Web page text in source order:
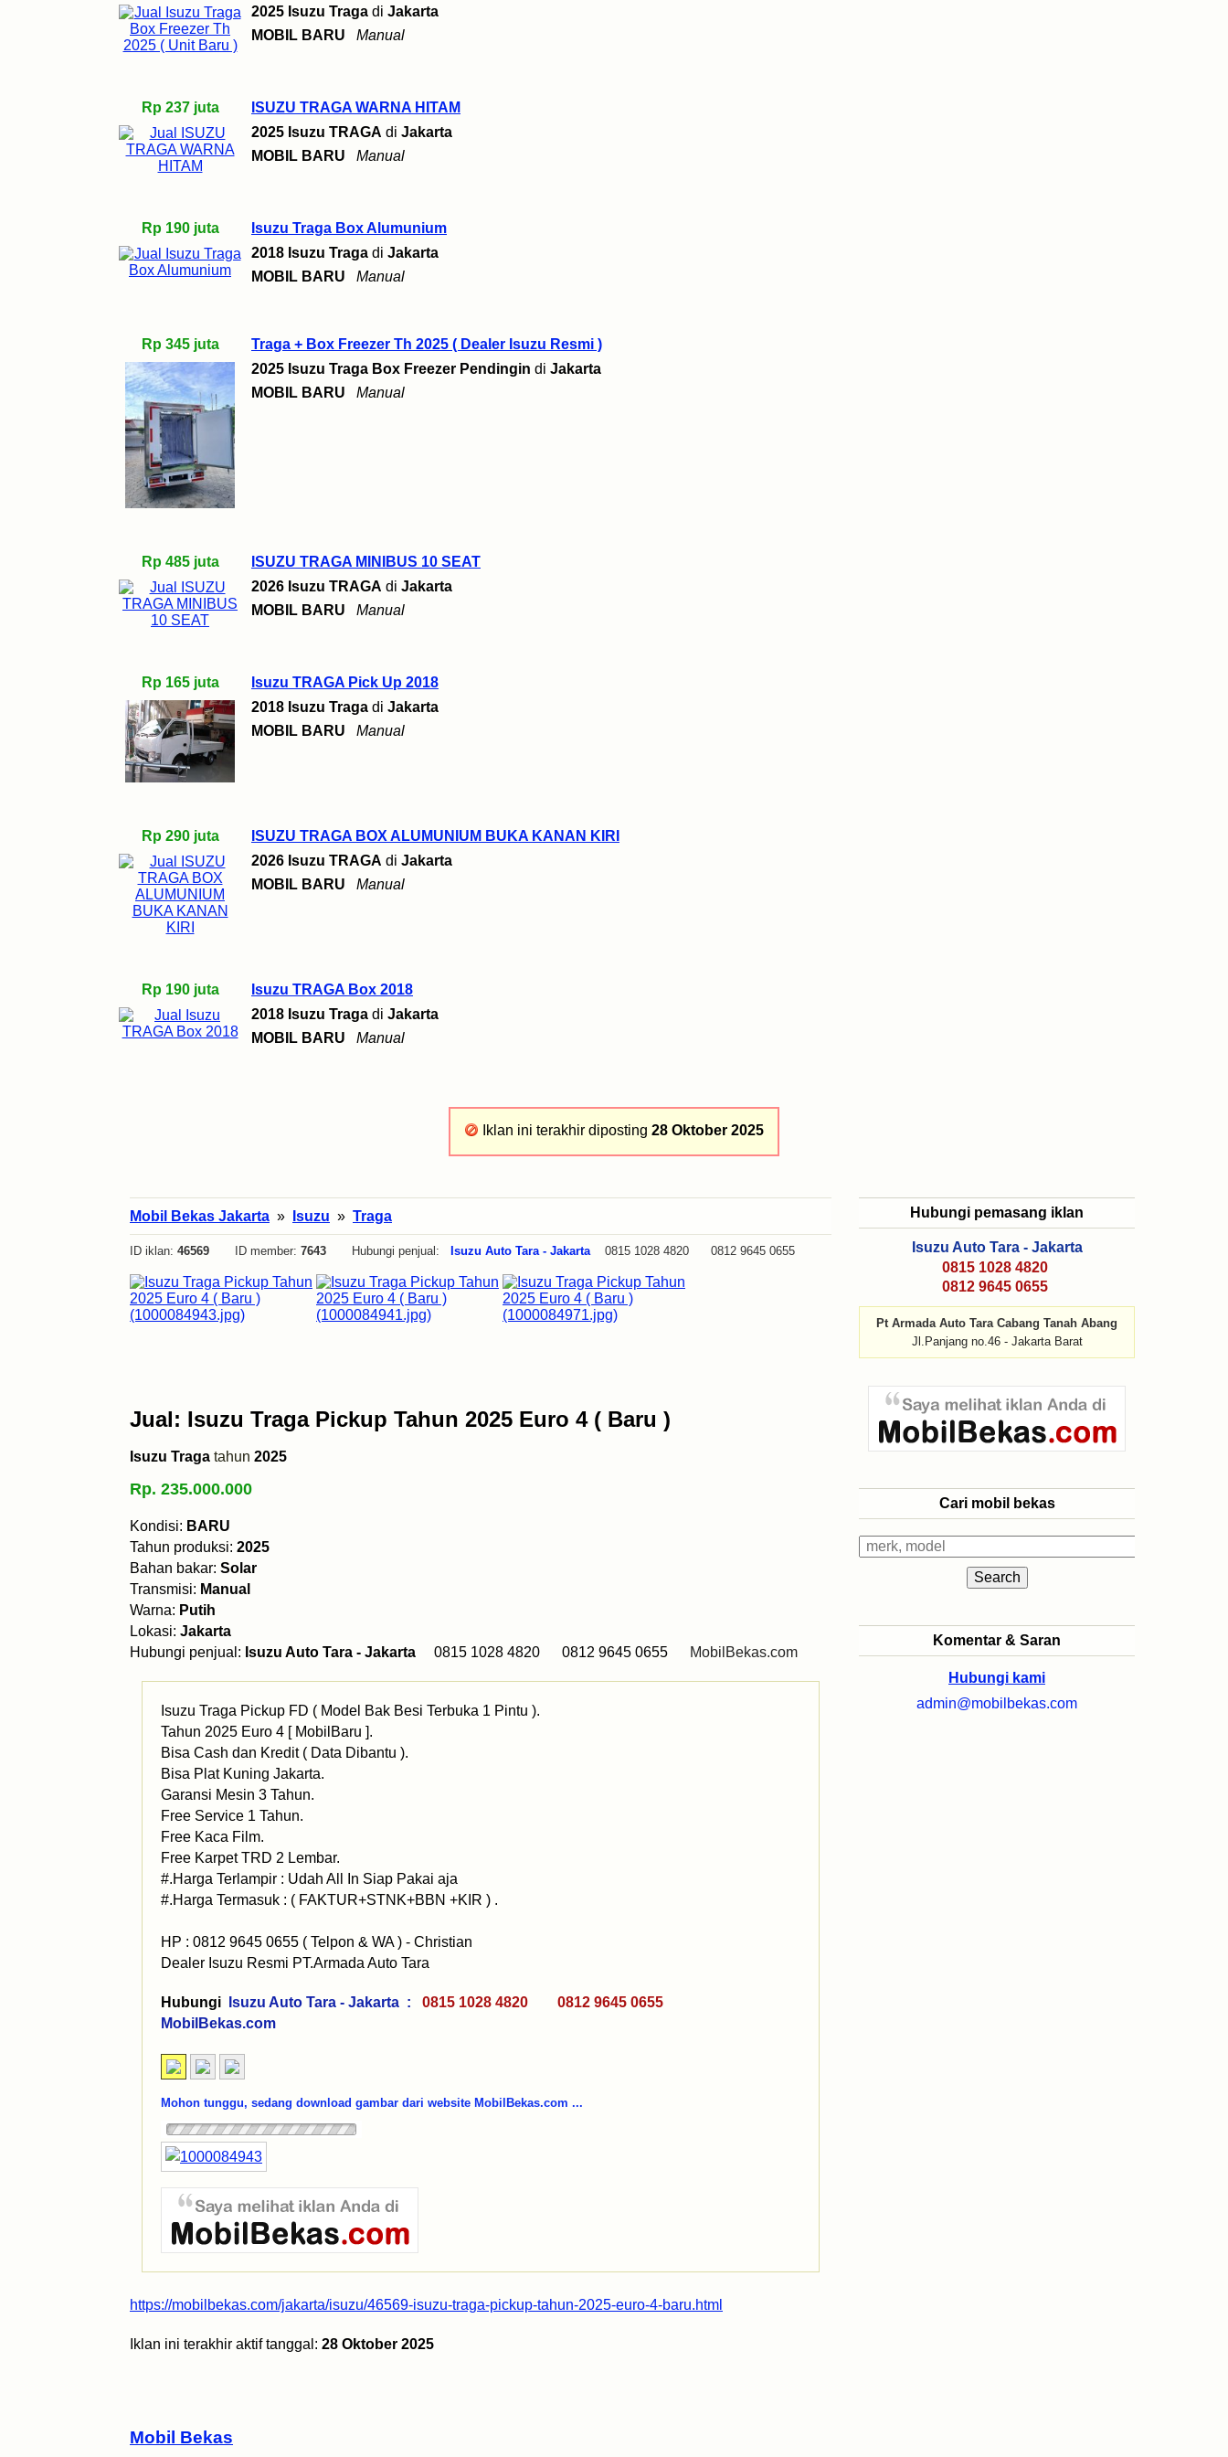
2025 Isuzu Traga di Jakarta
MOBIL BARU
Manual
Rp 237 juta
ISUZU TRAGA WARNA HITAM
2025 Isuzu TRAGA di Jakarta
MOBIL BARU
Manual
Rp 190 juta
Isuzu Traga Box Alumunium
2018 Isuzu Traga di Jakarta
MOBIL BARU
Manual
Rp 345 juta
Traga + Box Freezer Th 2025 ( Dealer Isuzu Resmi )
2025 Isuzu Traga Box Freezer Pendingin di Jakarta
MOBIL BARU
Manual
Rp 485 juta
ISUZU TRAGA MINIBUS 10 SEAT
2026 Isuzu TRAGA di Jakarta
MOBIL BARU
Manual
Rp 165 juta
Isuzu TRAGA Pick Up 2018
2018 Isuzu Traga di Jakarta
MOBIL BARU
Manual
Rp 290 juta
ISUZU TRAGA BOX ALUMUNIUM BUKA KANAN KIRI
2026 Isuzu TRAGA di Jakarta
MOBIL BARU
Manual
Rp 190 juta
Isuzu TRAGA Box 2018
2018 Isuzu Traga di Jakarta
MOBIL BARU
Manual
Iklan ini terakhir diposting 28 Oktober 2025
Mobil Bekas
Mobil Bekas Jakarta » Isuzu » Traga
ID iklan: 46569 ID member: 7643 Hubungi penjual: Isuzu Auto Tara - Jakarta 0815 1028 4820 0812 9645 0655
Jual: Isuzu Traga Pickup Tahun 2025 Euro 4 ( Baru )
Isuzu Traga tahun 2025
Rp. 235.000.000
Kondisi: BARU
Tahun produksi: 2025
Bahan bakar: Solar
Transmisi: Manual
Warna: Putih
Lokasi: Jakarta
Hubungi penjual: Isuzu Auto Tara - Jakarta 0815 1028 4820 0812 9645 0655 MobilBekas.com
Isuzu Traga Pickup FD ( Model Bak Besi Terbuka 1 Pintu ).
Tahun 2025 Euro 4 [ MobilBaru ].
Bisa Cash dan Kredit ( Data Dibantu ).
Bisa Plat Kuning Jakarta.
Garansi Mesin 3 Tahun.
Free Service 1 Tahun.
Free Kaca Film.
Free Karpet TRD 2 Lembar.
#.Harga Terlampir : Udah All In Siap Pakai aja
#.Harga Termasuk : ( FAKTUR+STNK+BBN +KIR ) .
HP : 0812 9645 0655 ( Telpon & WA ) - Christian
Dealer Isuzu Resmi PT.Armada Auto Tara
Hubungi Isuzu Auto Tara - Jakarta :
0815 1028 4820 0812 9645 0655
MobilBekas.com
Mohon tunggu, sedang download gambar dari website MobilBekas.com ...
https://mobilbekas.com/jakarta/isuzu/46569-isuzu-traga-pickup-tahun-2025-euro-4-baru.html
Iklan ini terakhir aktif tanggal: 28 Oktober 2025
Hubungi pemasang iklan
Isuzu Auto Tara - Jakarta
0815 1028 4820
0812 9645 0655
Pt Armada Auto Tara Cabang Tanah Abang
Jl.Panjang no.46 - Jakarta Barat
Cari mobil bekas
Komentar & Saran
Hubungi kami
admin@mobilbekas.com